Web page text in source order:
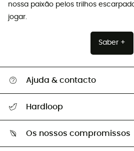
nossa paixão pelos trilhos
jogar.
Saber +
Ajuda & contacto
Devoluções e reembolsos
Guia de tamanhos
Hardloop
Os nossos compromissos